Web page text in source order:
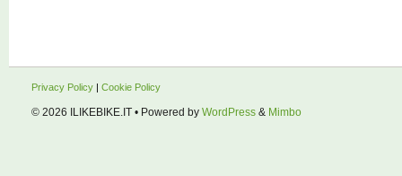
Privacy Policy Cookie Policy
© 2026 ILIKEBIKE.IT • Powered by WordPress & Mimbo